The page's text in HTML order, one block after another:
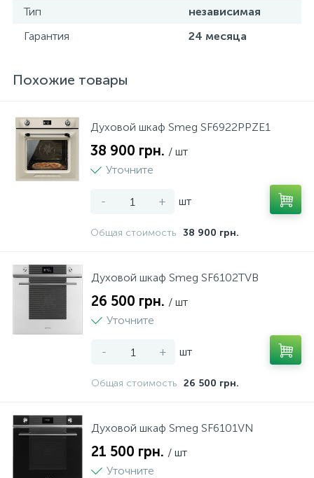
Тип
независимая
Гарантия
24 месяца
Похожие товары
Духовой шкаф Smeg SF6922PPZE1
38 900 грн. / шт
Уточните
- + шт
Общая стоимость 38 900 грн.
Духовой шкаф Smeg SF6102TVB
26 500 грн. / шт
Уточните
- + шт
Общая стоимость 26 500 грн.
Духовой шкаф Smeg SF6101VN
21 500 грн. / шт
Уточните